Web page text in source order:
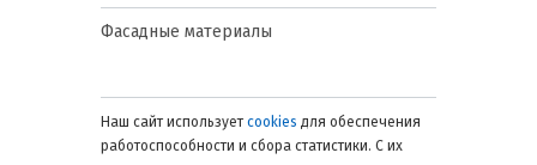
Фасадные материалы
Наш сайт использует cookies для обеспечения
работоспособности и сбора статистики. С их